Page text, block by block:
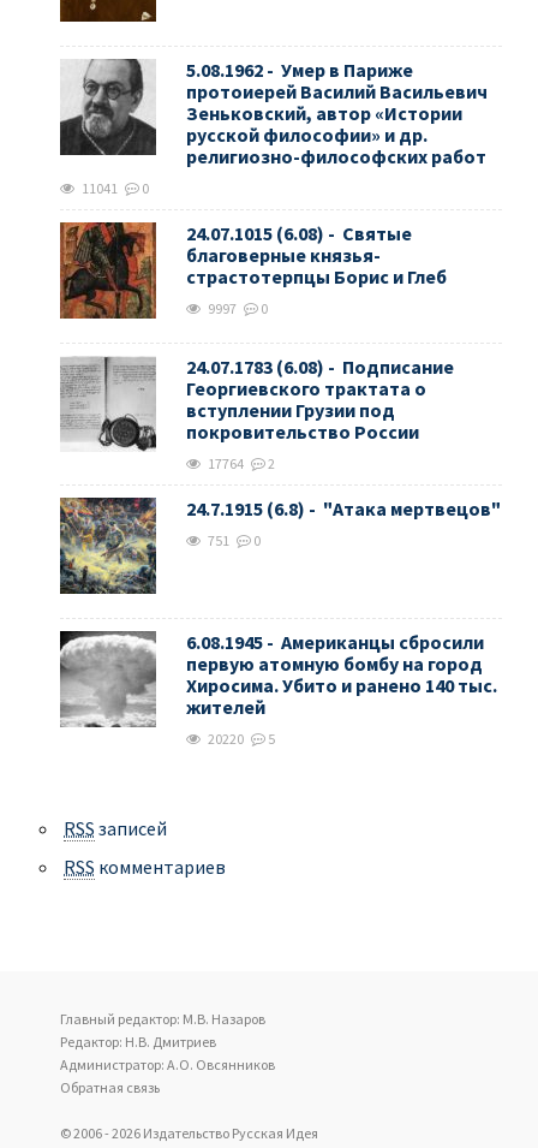
5.08.1962 - Умер в Париже
протоиерей Василий Васильевич
Зеньковский, автор «Истории
русской философии» и др.
религиозно-философских работ
11041 0
24.07.1015 (6.08) - Святые
благоверные князья-
страстотерпцы Борис и Глеб
9997 0
24.07.1783 (6.08) - Подписание
Георгиевского трактата о
вступлении Грузии под
покровительство России
17764 2
24.7.1915 (6.8) - "Атака мертвецов"
751 0
6.08.1945 - Американцы сбросили
первую атомную бомбу на город
Хиросима. Убито и ранено 140 тыс.
жителей
20220 5
RSS записей
RSS комментариев
Главный редактор: М.В. Назаров
Редактор: Н.В. Дмитриев
Администратор: А.О. Овсянников
Обратная связь
© 2006 - 2026 Издательство Русская Идея